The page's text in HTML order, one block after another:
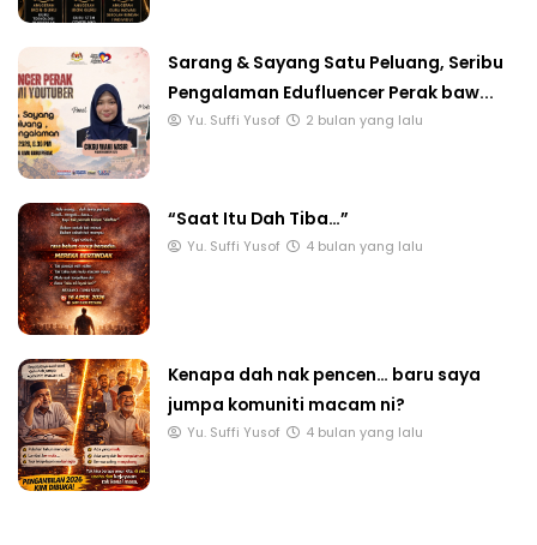
Sarang & Sayang Satu Peluang, Seribu
Pengalaman Edufluencer Perak baw...
Yu. Suffi Yusof 2 bulan yang lalu
“Saat Itu Dah Tiba…”
Yu. Suffi Yusof 4 bulan yang lalu
Kenapa dah nak pencen… baru saya
jumpa komuniti macam ni?
Yu. Suffi Yusof 4 bulan yang lalu